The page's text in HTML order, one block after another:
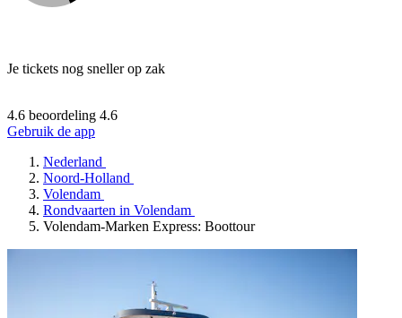
Je tickets nog sneller op zak
4.6 beoordeling 4.6
Gebruik de app
Nederland
Noord-Holland
Volendam
Rondvaarten in Volendam
Volendam-Marken Express: Boottour